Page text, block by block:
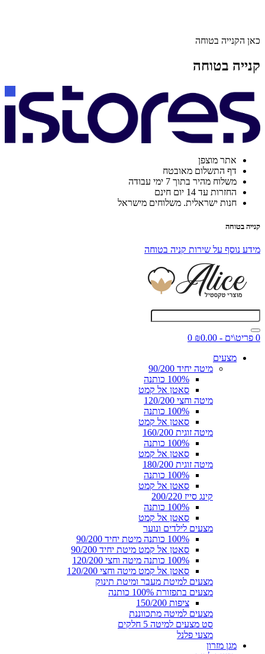
כאן הקנייה בטוחה
קנייה בטוחה
אתר מוצפן
דף התשלום מאובטח
משלוח מהיר בתוך 7 ימי עבודה
החזרות עד 14 יום חינם
חנות ישראלית. משלוחים מישראל
קנייה בטוחה
מידע נוסף על שירות קניה בטוחה
0 פריט\ים - ₪0.00
0
מצעים
מיטה יחיד 90/200
100% כותנה
סאטן אל קמט
מיטה וחצי 120/200
100% כותנה
סאטן אל קמט
מיטה זוגית 160/200
100% כותנה
סאטן אל קמט
מיטה זוגית 180/200
100% כותנה
סאטן אל קמט
קינג סייז 200/220
100% כותנה
סאטן אל קמט
מצעים לילדים ונוער
100% כותנה מיטת יחיד 90/200
סאטן אל קמט מיטת יחיד 90/200
100% כותנה מיטה וחצי 120/200
סאטן אל קמט מיטה וחצי 120/200
מצעים למיטת מעבר ומיטת תינוק
מצעים בתפזורת 100% כותנה
ציפות 150/200
מצעים למיטה מתכווננת
סט מצעים למיטה 5 חלקים
מצעי פלנל
מגן מזרון